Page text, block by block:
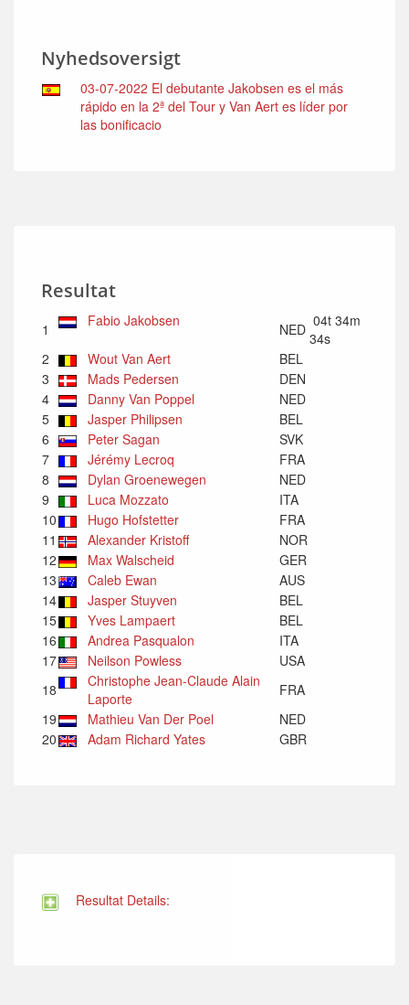
Nyhedsoversigt
03-07-2022 El debutante Jakobsen es el más
rápido en la 2ª del Tour y Van Aert es líder por
las bonificacio
Resultat
1 Fabio Jakobsen NED 04t 34m
34s
2
Wout Van Aert
BEL
3
Mads Pedersen
DEN
4
Danny Van Poppel
NED
5
Jasper Philipsen
BEL
6
Peter Sagan
SVK
7
Jérémy Lecroq
FRA
8
Dylan Groenewegen
NED
9
Luca Mozzato
ITA
10
Hugo Hofstetter
FRA
11
Alexander Kristoff
NOR
12
Max Walscheid
GER
13
Caleb Ewan
AUS
14
Jasper Stuyven
BEL
15
Yves Lampaert
BEL
16
Andrea Pasqualon
ITA
17
Neilson Powless
USA
18
Christophe Jean-Claude Alain
Laporte
FRA
19
Mathieu Van Der Poel
NED
20
Adam Richard Yates GBR
Resultat Details: